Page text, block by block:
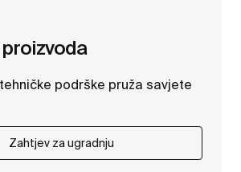
podrške pruža savjete
Zahtjev za ugradnju